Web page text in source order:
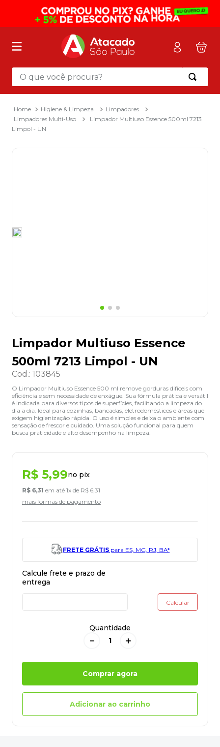
O que você procura?
Higiene & Limpeza
Limpadores
Limpadores Multi-Uso
Limpador Multiuso Essence 500ml 7213
Limpol - UN
Limpador Multiuso Essence
500ml 7213 Limpol - UN
Cod.: 103845
O Limpador Multiuso Essence 500 ml remove gorduras difíceis com
eficiência e sem necessidade de enxágue. Sua fórmula prática e versátil
é indicada para diversos tipos de superfícies, facilitando a limpeza do
dia a dia. Ideal para cozinhas, bancadas, eletrodomésticos e áreas que
exigem higienização rápida. O uso é simples e deixa o ambiente com
sensação de frescor e cuidado. Uma solução funcional para quem
busca praticidade e alto desempenho na limpeza.
R$ 5,99no pix
R$ 6,31 em até 1x de R$ 6,31
mais formas de pagamento
FRETE GRÁTISpara ES, MG, RJ, BA*
Quantidade
＋
－
Comprar agora
Adicionar ao carrinho
Termos mais buscados
mochila
2º sacola
8